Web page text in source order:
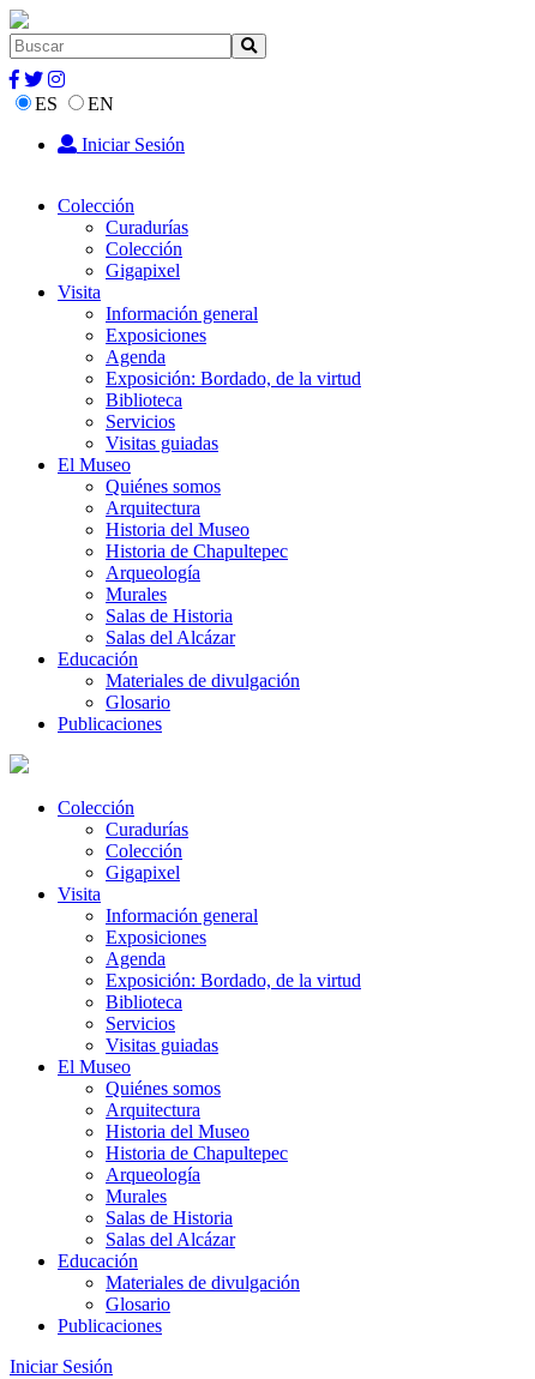
ES
EN
Iniciar Sesión
Colección
Curadurías
Colección
Gigapixel
Visita
Información general
Exposiciones
Agenda
Exposición: Bordado, de la virtud
Biblioteca
Servicios
Visitas guiadas
El Museo
Quiénes somos
Arquitectura
Historia del Museo
Historia de Chapultepec
Arqueología
Murales
Salas de Historia
Salas del Alcázar
Educación
Materiales de divulgación
Glosario
Publicaciones
Colección
Curadurías
Colección
Gigapixel
Visita
Información general
Exposiciones
Agenda
Exposición: Bordado, de la virtud
Biblioteca
Servicios
Visitas guiadas
El Museo
Quiénes somos
Arquitectura
Historia del Museo
Historia de Chapultepec
Arqueología
Murales
Salas de Historia
Salas del Alcázar
Educación
Materiales de divulgación
Glosario
Publicaciones
Iniciar Sesión